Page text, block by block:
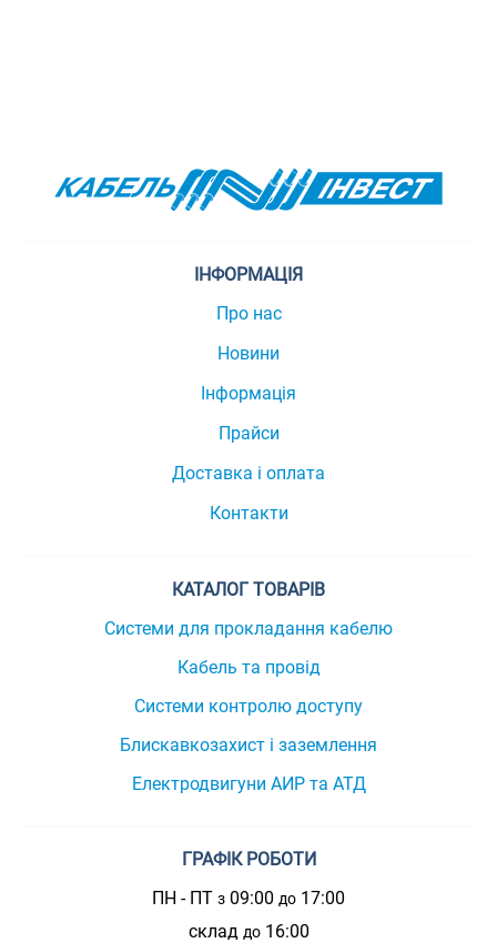
ІНФОРМАЦІЯ
Про нас
Новини
Інформація
Прайси
Доставка і оплата
Контакти
КАТАЛОГ ТОВАРІВ
Системи для прокладання кабелю
Кабель та провід
Системи контролю доступу
Блискавкозахист і заземлення
Електродвигуни АИР та АТД
ГРАФІК РОБОТИ
ПН - ПТ з 09:00 до 17:00
склад до16:00